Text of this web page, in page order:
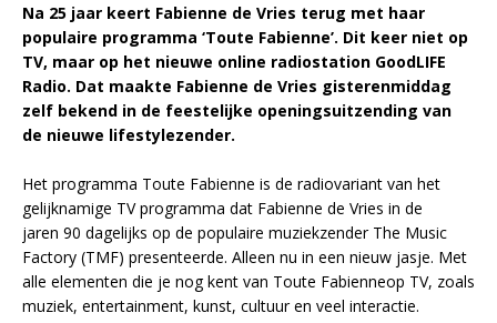
Na 25 jaar keert Fabienne de Vries terug met haar
populaire programma ‘Toute Fabienne’. Dit keer niet op
TV, maar op het nieuwe online radiostation GoodLIFE
Radio. Dat maakte Fabienne de Vries gisterenmiddag
zelf bekend in de feestelijke openingsuitzending van
de nieuwe lifestylezender.
Het programma Toute Fabienne is de radiovariant van het
gelijknamige TV programma dat Fabienne de Vries in de
jaren 90 dagelijks op de populaire muziekzender The Music
Factory (TMF) presenteerde. Alleen nu in een nieuw jasje. Met
alle elementen die je nog kent van Toute Fabienneop TV, zoals
muziek, entertainment, kunst, cultuur en veel interactie.